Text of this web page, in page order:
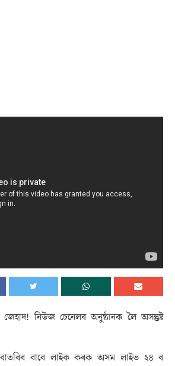
নিউজ চেনেলৰ অনুষ্ঠানক লৈ অসন্তুষ্ট
বাতৰিৰ বাবে লাইক কৰক অসম লাইভ ২৪ ৰ